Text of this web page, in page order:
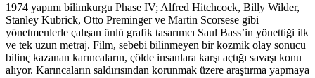
1974 yapımı bilimkurgu Phase IV; Alfred Hitchcock, Billy Wilder,
Stanley Kubrick, Otto Preminger ve Martin Scorsese gibi
yönetmenlerle çalışan ünlü grafik tasarımcı Saul Bass’in yönettiği ilk
ve tek uzun metraj. Film, sebebi bilinmeyen bir kozmik olay sonucu
bilinç kazanan karıncaların, çölde insanlara karşı açtığı savaşı konu
alıyor. Karıncaların saldırısından korunmak üzere araştırma yapmaya